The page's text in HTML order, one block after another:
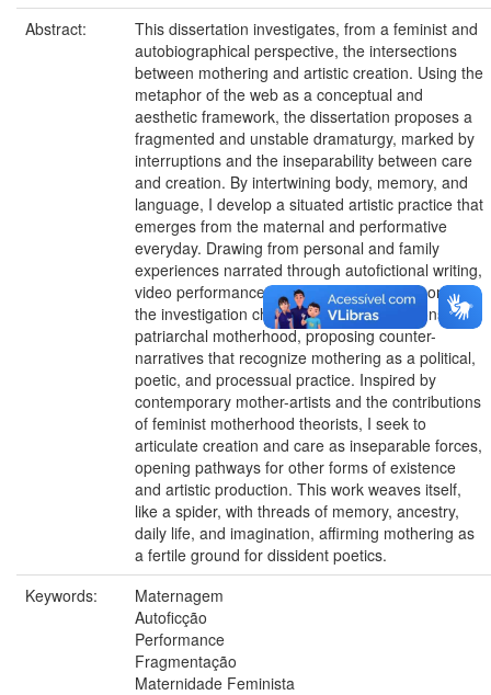
Abstract:
This dissertation investigates, from a feminist and
autobiographical perspective, the intersections
between mothering and artistic creation. Using the
metaphor of the web as a conceptual and
aesthetic framework, the dissertation proposes a
fragmented and unstable dramaturgy, marked by
interruptions and the inseparability between care
and creation. By intertwining body, memory, and
language, I develop a situated artistic practice that
emerges from the maternal and performative
everyday. Drawing from personal and family
experiences narrated through autofictional writing,
video performances, and iconographic records,
the investigation challenges the assumptions of
patriarchal motherhood, proposing counter-
narratives that recognize mothering as a political,
poetic, and processual practice. Inspired by
contemporary mother-artists and the contributions
of feminist motherhood theorists, I seek to
articulate creation and care as inseparable forces,
opening pathways for other forms of existence
and artistic production. This work weaves itself,
like a spider, with threads of memory, ancestry,
daily life, and imagination, affirming mothering as
a fertile ground for dissident poetics.
Keywords:
Maternagem
Autoficção
Performance
Fragmentação
Maternidade Feminista